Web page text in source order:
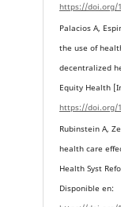
https://doi.org/
Palacios A,
the use of
decentralized
Equity Health
https://doi.org/
Rubinstein A,
health care
Health Syst
Disponible en: